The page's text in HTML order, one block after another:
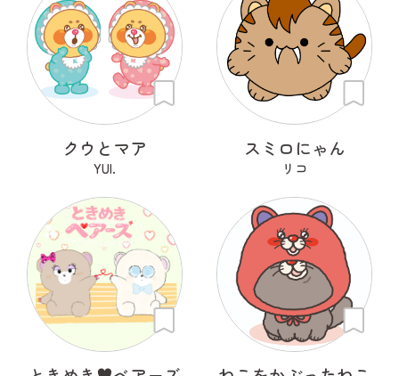
クウとマア
YUI.
スミロにゃん
リコ